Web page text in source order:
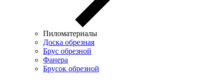
Пиломатериалы
Доска обрезная
Брус обрезной
Фанера
Брусок обрезной